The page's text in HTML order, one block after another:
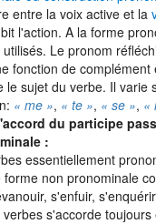
entre la voix active et la
l'action. A la forme
Le pronom
fonction de
le sujet du verbe. Il varie
« me », « te », « se », «
du participe
:
essentiellement
non pronominale
s'enfuir,
s'accorde